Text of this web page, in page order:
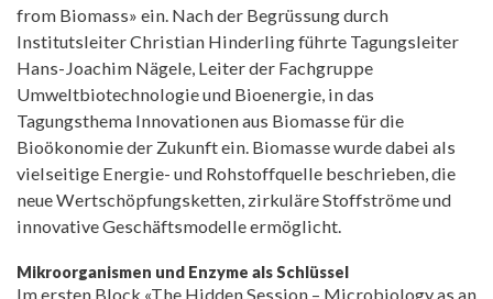
from Biomass» ein. Nach der Begrüssung durch
Institutsleiter Christian Hinderling führte Tagungsleiter
Hans-Joachim Nägele, Leiter der Fachgruppe
Umweltbiotechnologie und Bioenergie, in das
Tagungsthema Innovationen aus Biomasse für die
Bioökonomie der Zukunft ein. Biomasse wurde dabei als
vielseitige Energie- und Rohstoffquelle beschrieben, die
neue Wertschöpfungsketten, zirkuläre Stoffströme und
innovative Geschäftsmodelle ermöglicht.
Mikroorganismen und Enzyme als Schlüssel
Im ersten Block «The Hidden Session – Microbiology as an